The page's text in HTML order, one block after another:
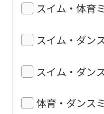
スイム・体育
スイム・ダン
スイム・ダン
体育・ダンス